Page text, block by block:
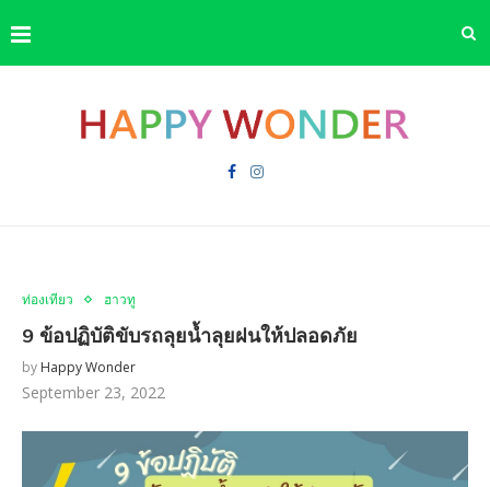
ท่องเที่ยว ฮาวทู
9 ข้อปฏิบัติขับรถลุยน้ำลุยฝนให้ปลอดภัย
by Happy Wonder
September 23, 2022